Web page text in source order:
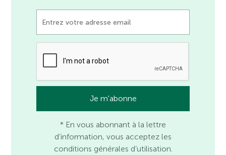
* En vous abonnant à la lettre
d’information, vous acceptez les
conditions générales d’utilisation.